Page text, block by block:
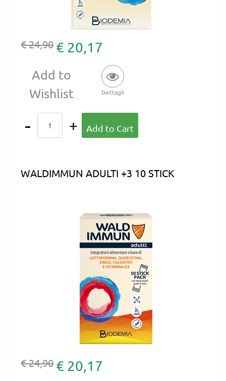
€ 24,90 € 20,17
Add to
Wishlist
Dettagli
Add to Cart
WALDIMMUN ADULTI +3 10 STICK
€ 24,90 € 20,17